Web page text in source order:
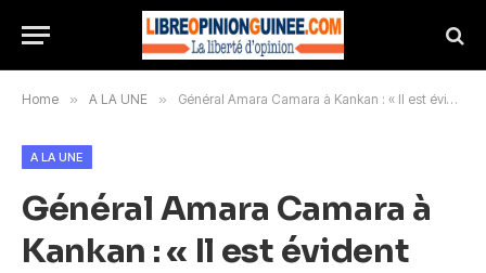
Home » A LA UNE » Général Amara Camara à Kankan : « Il est évident que la candidature du président Mamadi Doumbouya est la seule alternative pour garantir le rassemblement des Guinéens »
A LA UNE
Général Amara Camara à
Kankan : « Il est évident